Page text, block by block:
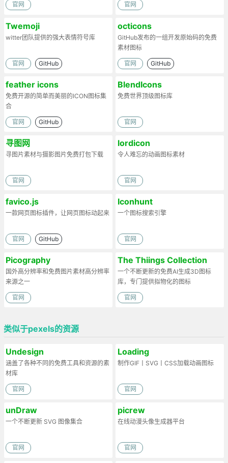
官网 官网
Twemoji
witter团队提供的强大表情符号库
官网 GitHub
octicons
GitHub发布的一组开发原始码的免费
素材图标
官网 GitHub
feather icons
免费开源的简单而美丽的ICON图标集
合
官网 GitHub
BlendIcons
免费世界顶级图标库
官网
寻图网
寻图片素材与摄影图片免费打包下载
官网
lordicon
令人难忘的动画图标素材
官网
favico.js
一款网页图标插件，让网页图标动起来
官网 GitHub
Iconhunt
一个图标搜索引擎
官网
Picography
国外高分辨率和免费图片素材高分辨率
来源之一
官网
The Thiings Collection
一个不断更新的免费AI生成3D图标
库，专门提供拟物化的图标
官网
类似于pexels的资源
Undesign
涵盖了各种不同的免费工具和资源的素
材库
官网
Loading
制作GIF丨SVG丨CSS加载动画图标
官网
unDraw
一个不断更新 SVG 图像集合
官网
picrew
在线动漫头像生成器平台
官网